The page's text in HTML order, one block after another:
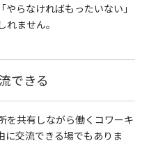
らなければもったいない」
ません。
できる
を共有しながら働くコワーキ
に交流できる場でもありま